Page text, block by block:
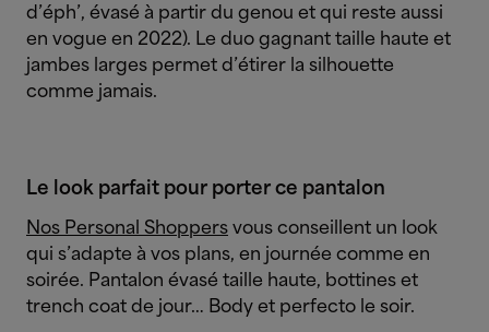
d’éph’, évasé à partir du genou et qui reste aussi
en vogue en 2022). Le duo gagnant taille haute et
jambes larges permet d’étirer la silhouette
comme jamais.
Le look parfait pour porter ce pantalon
Nos Personal Shoppers vous conseillent un look
qui s’adapte à vos plans, en journée comme en
soirée. Pantalon évasé taille haute, bottines et
trench coat de jour… Body et perfecto le soir.